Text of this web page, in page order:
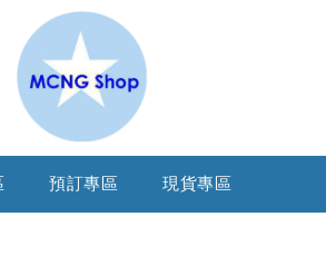
預訂專區 現貨專區